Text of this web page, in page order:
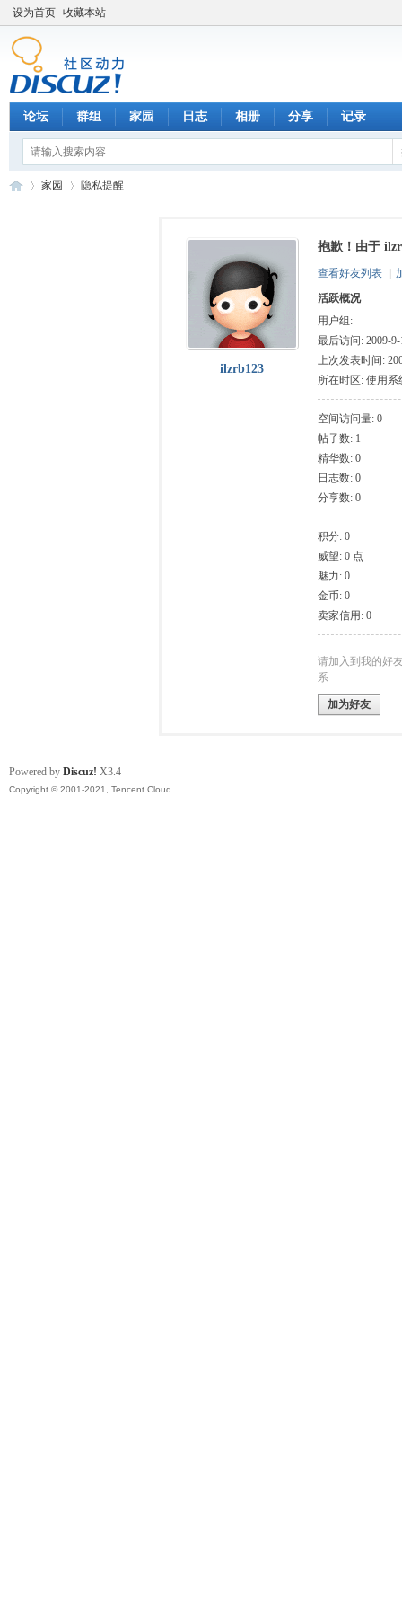
设为首页 收藏本站
论坛 群组 家园 日志 相册 分享 记录
家园 隐私提醒
ilzrb123
抱歉！由于
查看好友列表
活跃概况
用户组:
最后访问: 2009-9-
上次发表时间:
所在时区: 使用系
空间访问量: 0
帖子数: 1
精华数: 0
日志数: 0
分享数: 0
积分: 0
威望: 0 点
魅力: 0
金币: 0
卖家信用: 0
请加入到我的好
系
加为好友
Powered by Discuz! X3.4
Copyright © 2001-2021, Tencent Cloud.